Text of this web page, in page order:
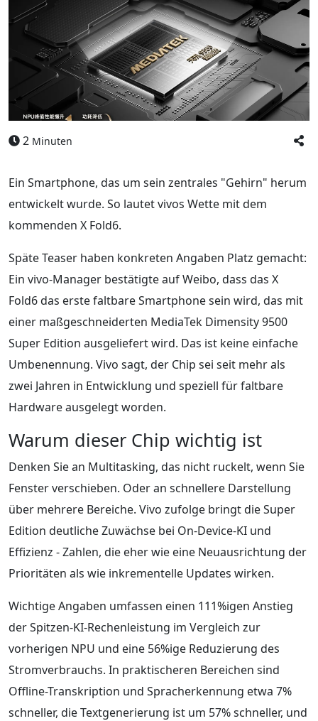
2 Minuten
Ein Smartphone, das um sein zentrales "Gehirn" herum
entwickelt wurde. So lautet vivos Wette mit dem
kommenden X Fold6.
Späte Teaser haben konkreten Angaben Platz gemacht:
Ein vivo-Manager bestätigte auf Weibo, dass das X
Fold6 das erste faltbare Smartphone sein wird, das mit
einer maßgeschneiderten MediaTek Dimensity 9500
Super Edition ausgeliefert wird. Das ist keine einfache
Umbenennung. Vivo sagt, der Chip sei seit mehr als
zwei Jahren in Entwicklung und speziell für faltbare
Hardware ausgelegt worden.
Warum dieser Chip wichtig ist
Denken Sie an Multitasking, das nicht ruckelt, wenn Sie
Fenster verschieben. Oder an schnellere Darstellung
über mehrere Bereiche. Vivo zufolge bringt die Super
Edition deutliche Zuwächse bei On-Device-KI und
Effizienz - Zahlen, die eher wie eine Neuausrichtung der
Prioritäten als wie inkrementelle Updates wirken.
Wichtige Angaben umfassen einen 111%igen Anstieg
der Spitzen-KI-Rechenleistung im Vergleich zur
vorherigen NPU und eine 56%ige Reduzierung des
Stromverbrauchs. In praktischeren Bereichen sind
Offline-Transkription und Spracherkennung etwa 7%
schneller, die Textgenerierung ist um 57% schneller, und